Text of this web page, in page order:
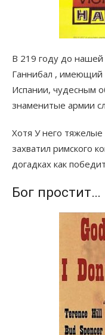
В 219 году до нашей
Ганнибал , имеющий
Испании, чудесным
знаменитые армии
Хотя У него
захватил римского
догадках как
Бог